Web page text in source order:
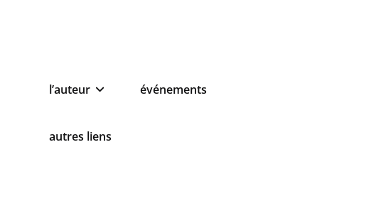
l’auteur événements
autres liens